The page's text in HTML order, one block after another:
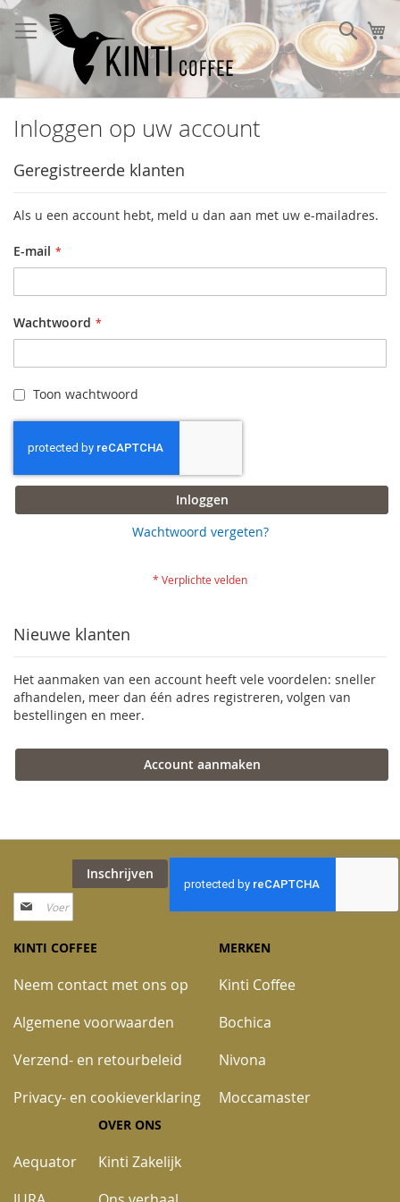
Ga
naar
de
inhoud
Inloggen op uw account
Geregistreerde klanten
Als u een account hebt, meld u dan aan met uw e-mailadres.
E-mail
Wachtwoord
Toon wachtwoord
Inloggen
Wachtwoord vergeten?
Nieuwe klanten
Het aanmaken van een account heeft vele voordelen: sneller
afhandelen, meer dan één adres registreren, volgen van
bestellingen en meer.
Account aanmaken
Abonneer
u
onze
Inschrijven
KINTI COFFEE
Neem contact met ons op
Algemene voorwaarden
Verzend- en retourbeleid
Privacy- en cookieverklaring
MERKEN
Kinti Coffee
Bochica
Nivona
Moccamaster
Aequator
OVER ONS
Kinti Zakelijk